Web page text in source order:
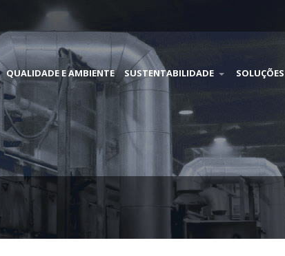
QUALIDADE E AMBIENTE SUSTENTABILIDADE SOLUÇÕES